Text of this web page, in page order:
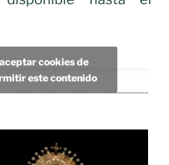
cookies de
este contenido